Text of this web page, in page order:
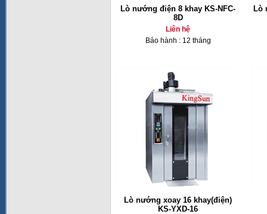
Lò nướng điện 8 khay KS-NFC-
8D
Liên hệ
Bảo hành : 12 tháng
Lò
Lò nướng xoay 16 khay(điện)
KS-YXD-16